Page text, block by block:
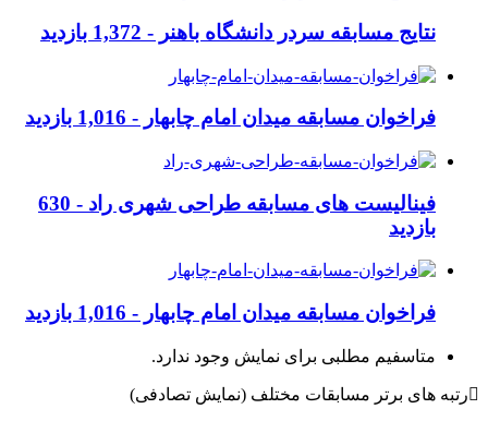
نتایج مسابقه سردر دانشگاه باهنر - 1,372 بازدید
فراخوان مسابقه میدان امام چابهار - 1,016 بازدید
فینالیست های مسابقه طراحی شهری راد - 630
بازدید
فراخوان مسابقه میدان امام چابهار - 1,016 بازدید
متاسفیم مطلبی برای نمایش وجود ندارد.
رتبه های برتر مسابقات مختلف (نمایش تصادفی)